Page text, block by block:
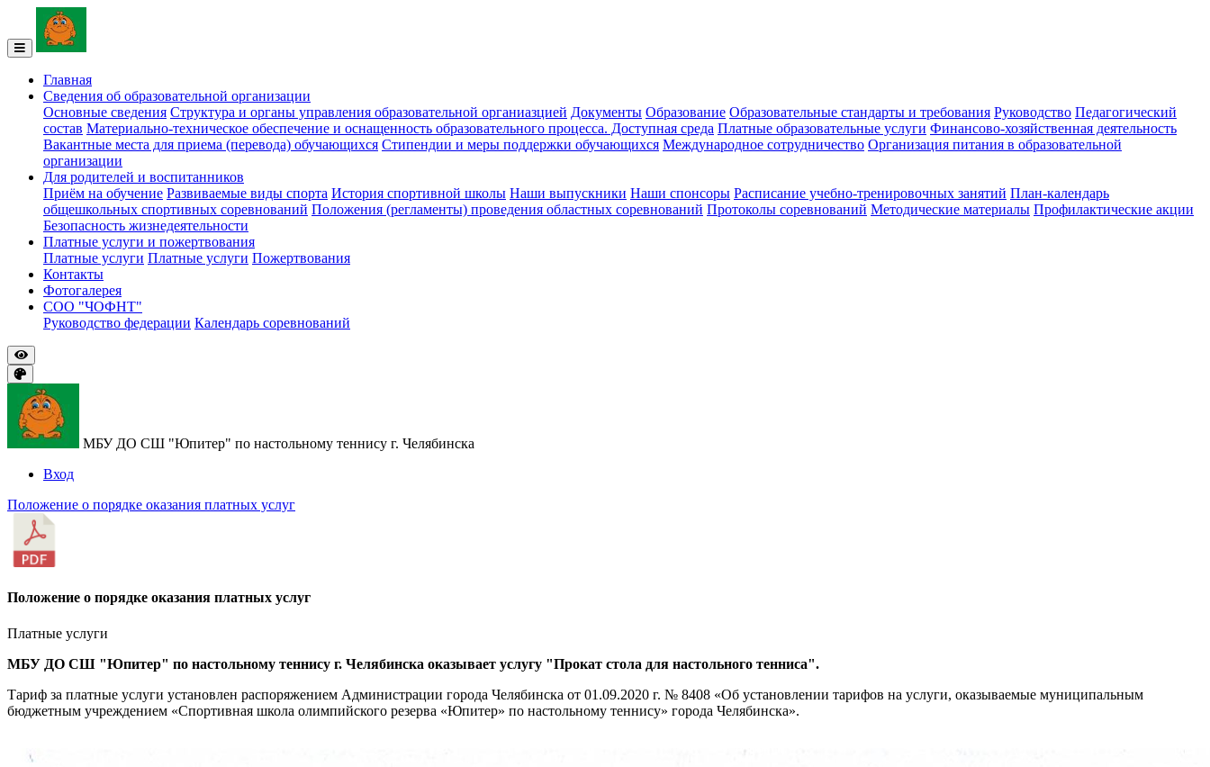
Главная
Сведения об образовательной организации
Основные сведения Структура и органы управления образовательной органиазцией Документы Образование Образовательные стандарты и требования Руководство Педагогический
состав Материально-техническое обеспечение и оснащенность образовательного процесса. Доступная среда Платные образовательные услуги Финансово-хозяйственная деятельность
Вакантные места для приема (перевода) обучающихся Стипендии и меры поддержки обучающихся Международное сотрудничество Организация питания в образовательной
организации
Для родителей и воспитанников
Приём на обучение Развиваемые виды спорта История спортивной школы Наши выпускники Наши спонсоры Расписание учебно-тренировочных занятий План-календарь
общешкольных спортивных соревнований Положения (регламенты) проведения областных соревнований Протоколы соревнований Методические материалы Профилактические акции
Безопасность жизнедеятельности
Платные услуги и пожертвования
Платные услуги Платные услуги Пожертвования
Контакты
Фотогалерея
СОО "ЧОФНТ"
Руководство федерации Календарь соревнований
МБУ ДО СШ "Юпитер" по настольному теннису г. Челябинска
Вход
Положение о порядке оказания платных услуг
Положение о порядке оказания платных услуг
Платные услуги
МБУ ДО СШ "Юпитер" по настольному теннису г. Челябинска оказывает услугу "Прокат стола для настольного тенниса".
Тариф за платные услуги установлен распоряжением Администрации города Челябинска от 01.09.2020 г. № 8408 «Об установлении тарифов на услуги, оказываемые муниципальным
бюджетным учреждением «Спортивная школа олимпийского резерва «Юпитер» по настольному теннису» города Челябинска».